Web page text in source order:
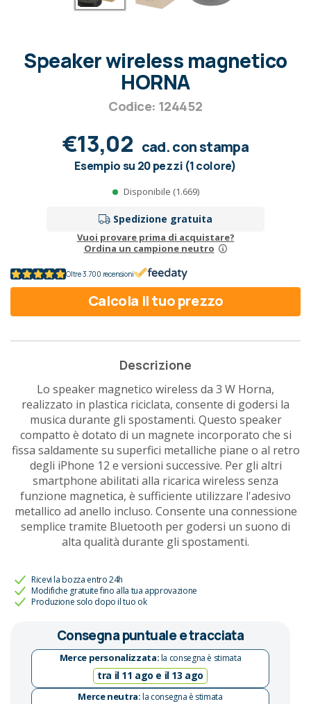
Speaker wireless magnetico
HORNA
Codice: 124452
€13,02 cad. con stampa
Esempio su 20 pezzi (1 colore)
Disponibile (1.669)
Spedizione gratuita
Vuoi provare prima di acquistare?
Ordina un campione neutro
Oltre 3.700 recensioni
Calcola il tuo prezzo
Descrizione
Lo speaker magnetico wireless da 3 W Horna,
realizzato in plastica riciclata, consente di godersi la
musica durante gli spostamenti. Questo speaker
compatto è dotato di un magnete incorporato che si
fissa saldamente su superfici metalliche piane o al retro
degli iPhone 12 e versioni successive. Per gli altri
smartphone abilitati alla ricarica wireless senza
funzione magnetica, è sufficiente utilizzare l'adesivo
metallico ad anello incluso. Consente una connessione
semplice tramite Bluetooth per godersi un suono di
alta qualità durante gli spostamenti.
Ricevi la bozza entro 24h
Modifiche gratuite fino alla tua approvazione
Produzione solo dopo il tuo ok
Consegna puntuale e tracciata
Merce personalizzata:la consegna è stimata
tra il 11 ago e il 13 ago
Merce neutra:la consegna è stimata